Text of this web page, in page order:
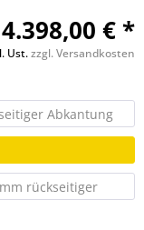
4.398,00 € *
Ust.zzgl. Versandkosten
Abkantung
rückseitiger